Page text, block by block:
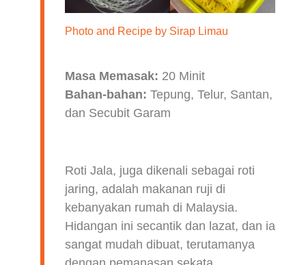
Photo and Recipe by Sirap Limau
Masa Memasak: 20 Minit
Bahan-bahan: Tepung, Telur, Santan,
dan Secubit Garam
Roti Jala, juga dikenali sebagai roti
jaring, adalah makanan ruji di
kebanyakan rumah di Malaysia.
Hidangan ini secantik dan lazat, dan ia
sangat mudah dibuat, terutamanya